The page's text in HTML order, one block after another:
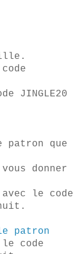
JINGLE20
patron que
donner
le code
le patron
code